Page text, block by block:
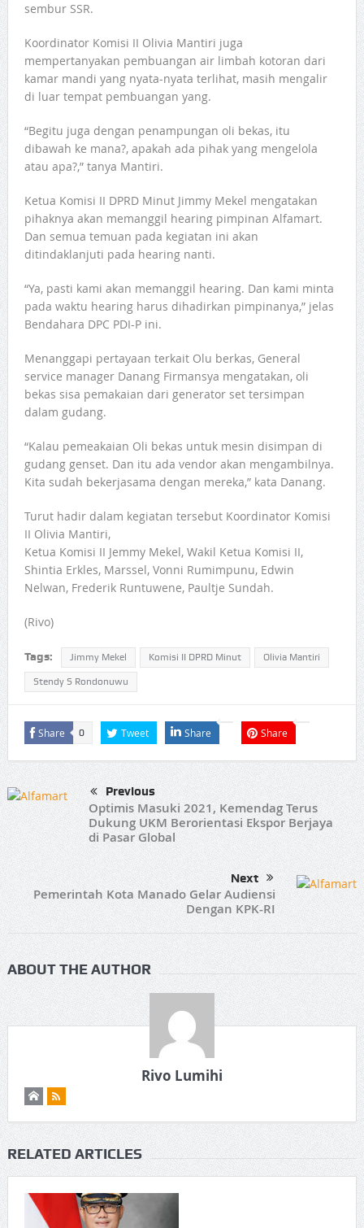
sembur SSR.
Koordinator Komisi II Olivia Mantiri juga
mempertanyakan pembuangan air limbah kotoran dari
kamar mandi yang nyata-nyata terlihat, masih mengalir
di luar tempat pembuangan yang.
“Begitu juga dengan penampungan oli bekas, itu
dibawah ke mana?, apakah ada pihak yang mengelola
atau apa?,” tanya Mantiri.
Ketua Komisi II DPRD Minut Jimmy Mekel mengatakan
pihaknya akan memanggil hearing pimpinan Alfamart.
Dan semua temuan pada kegiatan ini akan
ditindaklanjuti pada hearing nanti.
“Ya, pasti kami akan memanggil hearing. Dan kami minta
pada waktu hearing harus dihadirkan pimpinanya,” jelas
Bendahara DPC PDI-P ini.
Menanggapi pertayaan terkait Olu berkas, General
service manager Danang Firmansya mengatakan, oli
bekas sisa pemakaian dari generator set tersimpan
dalam gudang.
“Kalau pemeakaian Oli bekas untuk mesin disimpan di
gudang genset. Dan itu ada vendor akan mengambilnya.
Kita sudah bekerjasama dengan mereka,” kata Danang.
Turut hadir dalam kegiatan tersebut Koordinator Komisi
II Olivia Mantiri,
Ketua Komisi II Jemmy Mekel, Wakil Ketua Komisi II,
Shintia Erkles, Marssel, Vonni Rumimpunu, Edwin
Nelwan, Frederik Runtuwene, Paultje Sundah.
(Rivo)
Tags: Jimmy Mekel Komisi II DPRD Minut Olivia Mantiri
Stendy S Rondonuwu
Share 0 Tweet Share Share
Previous
Optimis Masuki 2021, Kemendag Terus
Dukung UKM Berorientasi Ekspor Berjaya
di Pasar Global
Next
Pemerintah Kota Manado Gelar Audiensi
Dengan KPK-RI
ABOUT THE AUTHOR
Rivo Lumihi
RELATED ARTICLES